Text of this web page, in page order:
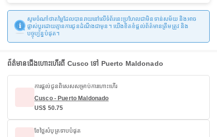
សូមចំណាំថាតម្លៃដែលបានរាយនៅលើទំព័រនេះប្រហែលជាមិនទាន់សម័យ និងអាច
ផ្លាស់ប្តូរដោយគ្មានការជូនដំណឹងជាមុន។ យើងខិតខំផ្តល់ព័ត៌មានត្រឹមត្រូវ និង
បច្ចុប្បន្នបំផុត។
ព័ត៌មានជើងហោះហើរពី Cusco ទៅ Puerto Maldonado
ការផ្តល់ជូនពិសេសសម្រាប់ការហោះហើរ
Cusco - Puerto Maldonado
US$ 50.75
ខែថ្លៃសំបុត្រទាបបំផុត